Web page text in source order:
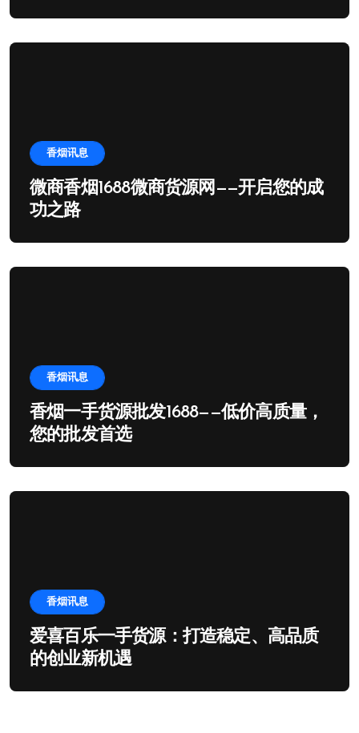
香烟讯息
微商香烟1688微商货源网——开启您的成
功之路
香烟讯息
香烟一手货源批发1688——低价高质量，
您的批发首选
香烟讯息
爱喜百乐一手货源：打造稳定、高品质
的创业新机遇